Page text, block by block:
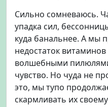
Сильно сомневаюсь.
упадка сил,
куда банальнее. А мы
недостаток
волшебными
чувство. Но чуда не
это, мы тупо
скармливать их